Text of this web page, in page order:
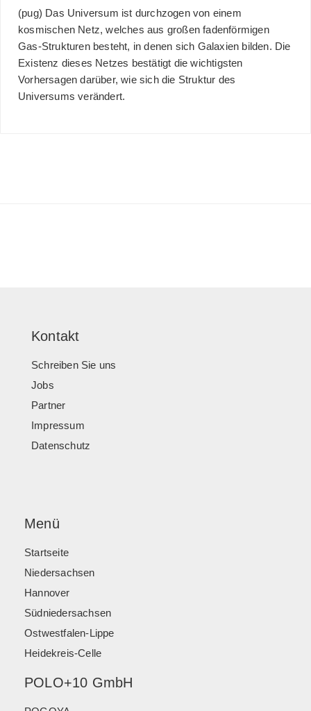
(pug) Das Universum ist durchzogen von einem
kosmischen Netz, welches aus großen fadenförmigen
Gas-Strukturen besteht, in denen sich Galaxien bilden. Die
Existenz dieses Netzes bestätigt die wichtigsten
Vorhersagen darüber, wie sich die Struktur des
Universums verändert.
Kontakt
Schreiben Sie uns
Jobs
Partner
Impressum
Datenschutz
Menü
Startseite
Niedersachsen
Hannover
Südniedersachsen
Ostwestfalen-Lippe
Heidekreis-Celle
POLO+10 GmbH